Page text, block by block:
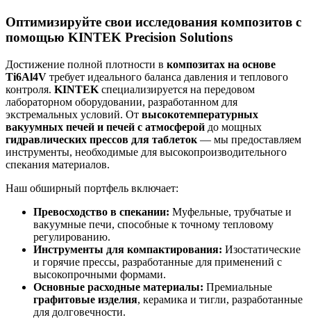
Оптимизируйте свои исследования композитов с
помощью KINTEK Precision Solutions
Достижение полной плотности в композитах на основе
Ti6Al4V требует идеального баланса давления и теплового
контроля. KINTEK специализируется на передовом
лабораторном оборудовании, разработанном для
экстремальных условий. От высокотемпературных
вакуумных печей и печей с атмосферой до мощных
гидравлических прессов для таблеток — мы предоставляем
инструменты, необходимые для высокопроизводительного
спекания материалов.
Наш обширный портфель включает:
Превосходство в спекании: Муфельные, трубчатые и
вакуумные печи, способные к точному тепловому
регулированию.
Инструменты для компактирования: Изостатические
и горячие прессы, разработанные для применений с
высокопрочными формами.
Основные расходные материалы: Премиальные
графитовые изделия, керамика и тигли, разработанные
для долговечности.